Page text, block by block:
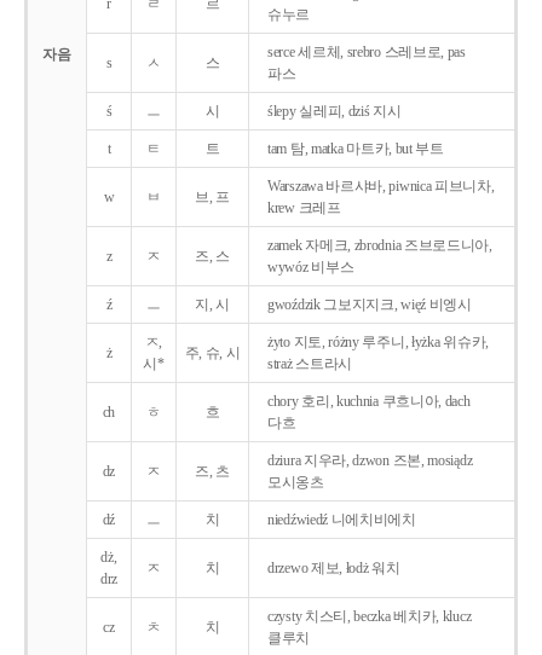
자음
r ㄹ 르
슈누르
s ㅅ 스
serce 세르체, srebro 스레브로, pas
파스
ś ㅡ 시 ślepy 실레피, dziś 지시
t ㅌ 트 tam 탐, matka 마트카, but 부트
w ㅂ 브, 프
Warszawa 바르샤바, piwnica 피브니차,
krew 크레프
z ㅈ 즈, 스
zamek 자메크, zbrodnia 즈브로드니아,
wywóz 비부스
ź ㅡ 지, 시 gwoździk 그보지지크, więź 비엥시
ż
ㅈ,
시*
주, 슈, 시
żyto 지토, różny 루주니, łyżka 위슈카,
straż 스트라시
ch ㅎ 흐
chory 호리, kuchnia 쿠흐니아, dach
다흐
dz ㅈ 즈, 츠
dziura 지우라, dzwon 즈본, mosiądz
모시옹츠
dź ㅡ 치 niedźwiedź 니에치비에치
dż,
drz
ㅈ 치 drzewo 제보, łodż 워치
cz ㅊ 치
czysty 치스티, beczka 베치카, klucz
클루치